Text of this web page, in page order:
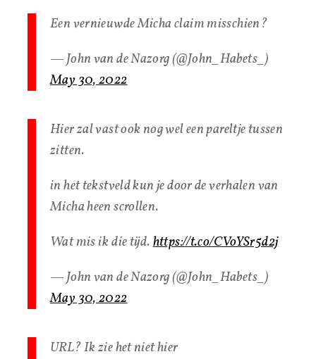
Een vernieuwde Micha claim misschien?
— John van de Nazorg (@John_Habets_)
May 30, 2022
Hier zal vast ook nog wel een pareltje tussen
zitten.
in het tekstveld kun je door de verhalen van
Micha heen scrollen.
Wat mis ik die tijd.https://t.co/CVoYSr5d2j
— John van de Nazorg (@John_Habets_)
May 30, 2022
URL? Ik zie het niet hier